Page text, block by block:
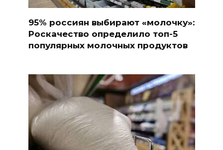
95% россиян выбирают «молочку»:
Роскачество определило топ-5
популярных молочных продуктов